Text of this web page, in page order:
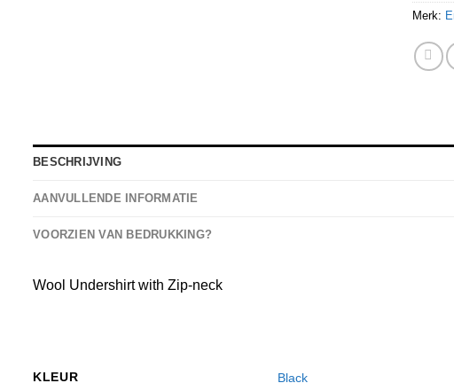
Merk:
BESCHRIJVING
AANVULLENDE INFORMATIE
VOORZIEN VAN BEDRUKKING?
Wool Undershirt with Zip-neck
KLEUR Black